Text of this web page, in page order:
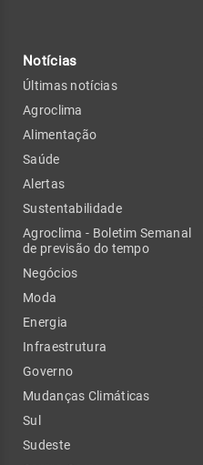
Notícias
Últimas notícias
Agroclima
Alimentação
Saúde
Alertas
Sustentabilidade
Agroclima - Boletim Semanal
de previsão do tempo
Negócios
Moda
Energia
Infraestrutura
Governo
Mudanças Climáticas
Sul
Sudeste